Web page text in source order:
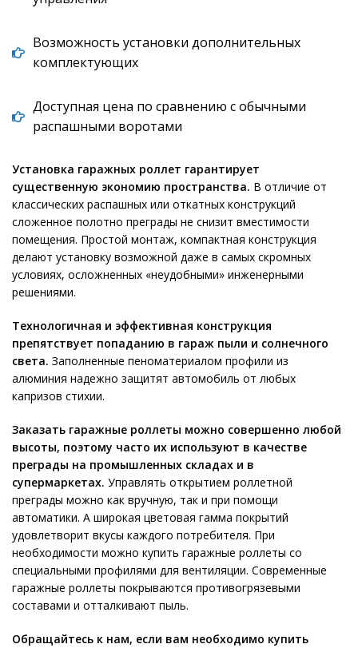
Возможность установки дополнительных
комплектующих
Доступная цена по сравнению с обычными
распашными воротами
Установка гаражных роллет гарантирует
существенную экономию пространства. В отличие от
классических распашных или откатных конструкций
сложенное полотно преграды не снизит вместимости
помещения. Простой монтаж, компактная конструкция
делают установку возможной даже в самых скромных
условиях, осложненных «неудобными» инженерными
решениями.
Технологичная и эффективная конструкция
препятствует попаданию в гараж пыли и солнечного
света. Заполненные пеноматериалом профили из
алюминия надежно защитят автомобиль от любых
капризов стихии.
Заказать гаражные роллеты можно совершенно любой
высоты, поэтому часто их используют в качестве
преграды на промышленных складах и в
супермаркетах. Управлять открытием роллетной
преграды можно как вручную, так и при помощи
автоматики. А широкая цветовая гамма покрытий
удовлетворит вкусы каждого потребителя. При
необходимости можно купить гаражные роллеты со
специальными профилями для вентиляции. Современные
гаражные роллеты покрываются противогрязевыми
составами и отталкивают пыль.
Обращайтесь к нам, если вам необходимо купить